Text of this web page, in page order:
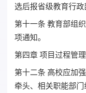
选后报省级教育行政
第十一条 教育部组
项通知。
第四章 项目过程管理
第十二条 高校应加
牵头、相关职能部